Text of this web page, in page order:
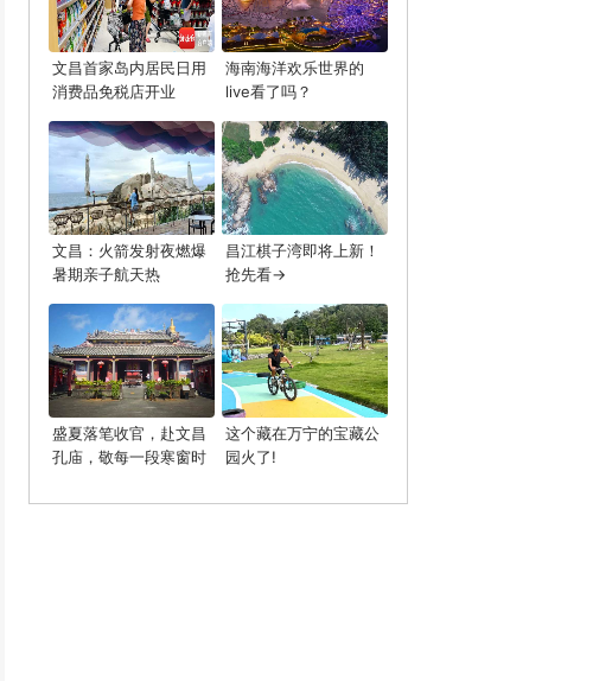
文昌首家岛内居民日用
消费品免税店开业
海南海洋欢乐世界的
live看了吗？
文昌：火箭发射夜燃爆
暑期亲子航天热
昌江棋子湾即将上新！
抢先看→
盛夏落笔收官，赴文昌
孔庙，敬每一段寒窗时
这个藏在万宁的宝藏公
园火了!